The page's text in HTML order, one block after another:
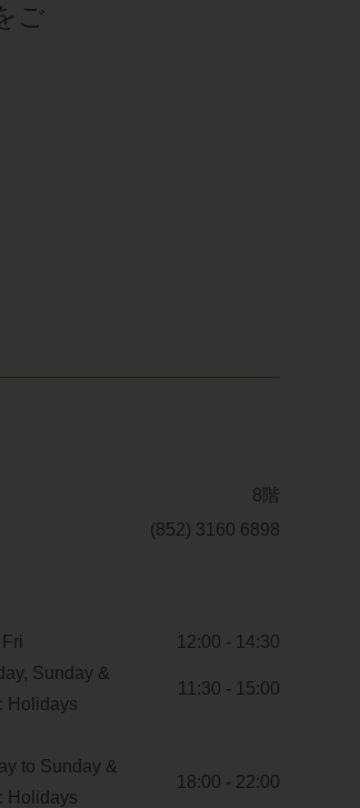
ご
8階
(852) 3160 6898
12:00 - 14:30
Sunday &
Holidays
11:30 - 15:00
to Sunday &
Holidays
18:00 - 22:00